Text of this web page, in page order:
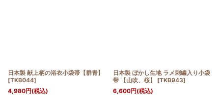
日本製 献上柄の浴衣小袋帯【群青】
[TKB044]
4,980円(税込)
日本製 ぼかし生地 ラメ刺繍入り小袋
帯 【山吹、桜】
[TKB943]
6,600円(税込)